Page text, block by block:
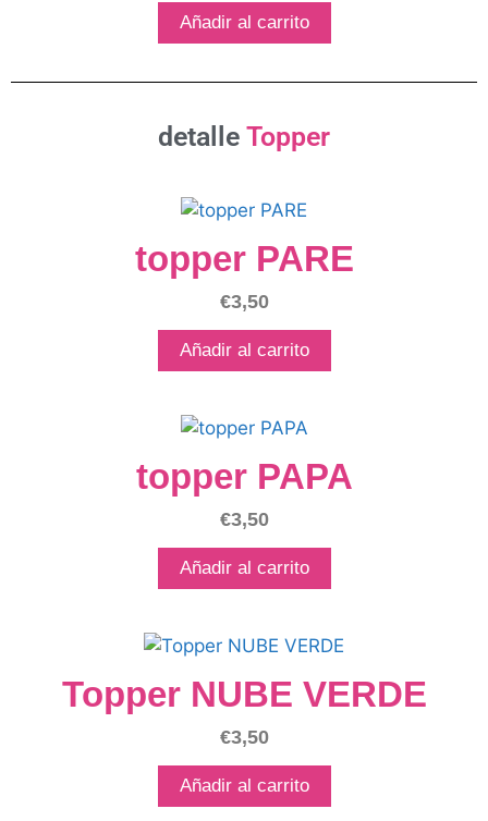
Añadir al carrito
detalle Topper
topper PARE
€3,50
Añadir al carrito
topper PAPA
€3,50
Añadir al carrito
Topper NUBE VERDE
€3,50
Añadir al carrito